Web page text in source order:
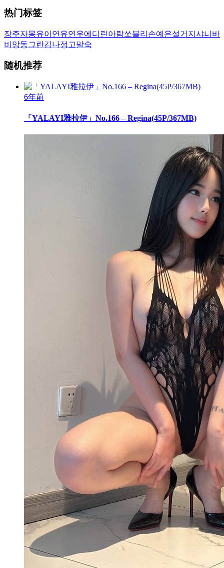
热门标签
장주자몽유이 연유연우에디린아람쏘블리 손예은설거지 샤니 바
비앙동그란김나정 고말숙
随机推荐
6年前
「YALAYI雅拉伊」No.166 – Regina(45P/367MB)